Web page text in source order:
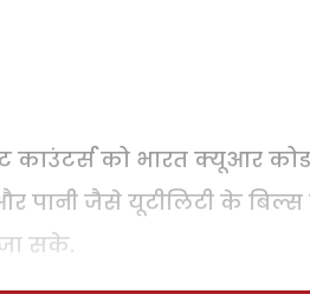
काउंटर्स को भारत क्यूआर
पानी जैसे यूटीलिटी के बिल्स
सके.